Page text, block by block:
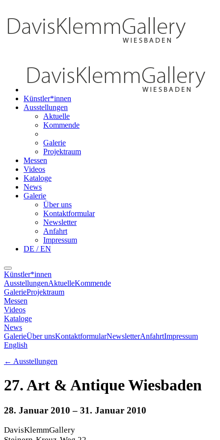
Künstler*innen
Ausstellungen
Aktuelle
Kommende
Galerie
Projektraum
Messen
Videos
Kataloge
News
Galerie
Über uns
Kontaktformular
Newsletter
Anfahrt
Impressum
DE / EN
Künstler*innen
AusstellungenAktuelleKommende
GalerieProjektraum
Messen
Videos
Kataloge
News
GalerieÜber unsKontaktformularNewsletterAnfahrtImpressum
English
← Ausstellungen
27. Art & Antique Wiesbaden
28. Januar 2010 – 31. Januar 2010
DavisKlemmGallery